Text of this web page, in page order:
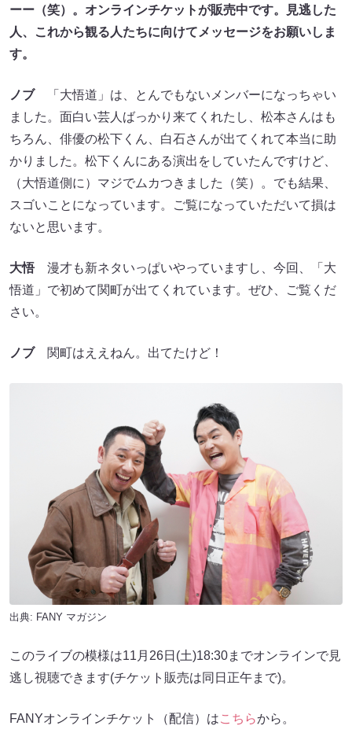
ーー（笑）。オンラインチケットが販売中です。見逃した
人、これから観る人たちに向けてメッセージをお願いしま
す。
ノブ「大悟道」は、とんでもないメンバーになっちゃい
ました。面白い芸人ばっかり来てくれたし、松本さんはも
ちろん、俳優の松下くん、白石さんが出てくれて本当に助
かりました。松下くんにある演出をしていたんですけど、
（大悟道側に）マジでムカつきました（笑）。でも結果、
スゴいことになっています。ご覧になっていただいて損は
ないと思います。
大悟漫才も新ネタいっぱいやっていますし、今回、「大
悟道」で初めて関町が出てくれています。ぜひ、ご覧くだ
さい。
ノブ関町はええねん。出てたけど！
出典: FANY マガジン
このライブの模様は11月26日(土)18:30までオンラインで見
逃し視聴できます(チケット販売は同日正午まで)。
FANYオンラインチケット（配信）はこちらから。